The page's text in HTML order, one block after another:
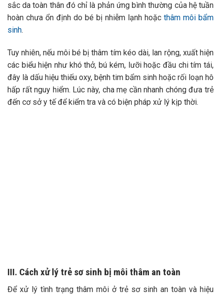
sắc da toàn thân đó chỉ là phản ứng bình thường của hệ tuần
hoàn chưa ổn định do bé bị nhiễm lạnh hoặc thâm môi bẩm
sinh.
Tuy nhiên, nếu môi bé bị thâm tím kéo dài, lan rộng, xuất hiện
các biểu hiện như khó thở, bú kém, lưỡi hoặc đầu chi tím tái,
đây là dấu hiệu thiếu oxy, bệnh tim bẩm sinh hoặc rối loạn hô
hấp rất nguy hiểm. Lúc này, cha mẹ cần nhanh chóng đưa trẻ
đến cơ sở y tế để kiểm tra và có biện pháp xử lý kịp thời.
III. Cách xử lý trẻ sơ sinh bị môi thâm an toàn
Để xử lý tình trạng thâm môi ở trẻ sơ sinh an toàn và hiệu